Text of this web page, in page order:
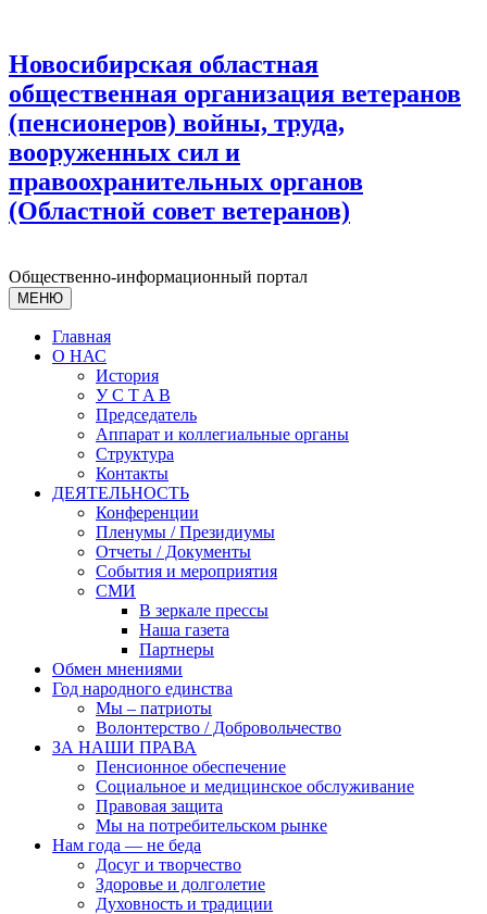
Новосибирская областная
общественная организация ветеранов
(пенсионеров) войны, труда,
вооруженных сил и
правоохранительных органов
(Областной совет ветеранов)
Общественно-информационный портал
МЕНЮ
Главная
О НАС
История
У С T A B
Председатель
Аппарат и коллегиальные органы
Структура
Контакты
ДЕЯТЕЛЬНОСТЬ
Конференции
Пленумы / Президиумы
Отчеты / Документы
События и мероприятия
СМИ
В зеркале прессы
Наша газета
Партнеры
Обмен мнениями
Год народного единства
Мы – патриоты
Волонтерство / Добровольчество
ЗА НАШИ ПРАВА
Пенсионное обеспечение
Социальное и медицинское обслуживание
Правовая защита
Мы на потребительском рынке
Нам года — не беда
Досуг и творчество
Здоровье и долголетие
Духовность и традиции